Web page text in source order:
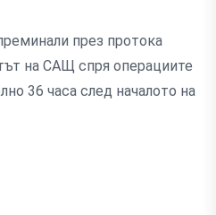
през протока
на САЩ спря операциите
36 часа след началото на